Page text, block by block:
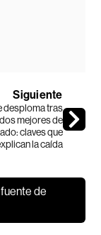
Siguiente
desploma tras
mejores de
claves que
la caída
de